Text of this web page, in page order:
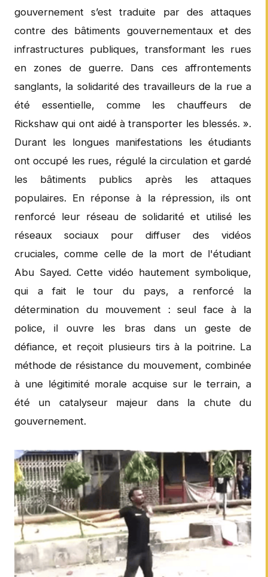
gouvernement s’est traduite par des attaques
contre des bâtiments gouvernementaux et des
infrastructures publiques, transformant les rues
en zones de guerre. Dans ces affrontements
sanglants, la solidarité des travailleurs de la rue a
été essentielle, comme les chauffeurs de
Rickshaw qui ont aidé à transporter les blessés. ».
Durant les longues manifestations les étudiants
ont occupé les rues, régulé la circulation et gardé
les bâtiments publics après les attaques
populaires. En réponse à la répression, ils ont
renforcé leur réseau de solidarité et utilisé les
réseaux sociaux pour diffuser des vidéos
cruciales, comme celle de la mort de l'étudiant
Abu Sayed. Cette vidéo hautement symbolique,
qui a fait le tour du pays, a renforcé la
détermination du mouvement : seul face à la
police, il ouvre les bras dans un geste de
défiance, et reçoit plusieurs tirs à la poitrine. La
méthode de résistance du mouvement, combinée
à une légitimité morale acquise sur le terrain, a
été un catalyseur majeur dans la chute du
gouvernement.